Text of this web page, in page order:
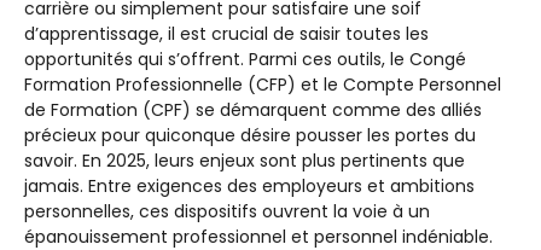
carrière ou simplement pour satisfaire une soif
d’apprentissage, il est crucial de saisir toutes les
opportunités qui s’offrent. Parmi ces outils, le Congé
Formation Professionnelle (CFP) et le Compte Personnel
de Formation (CPF) se démarquent comme des alliés
précieux pour quiconque désire pousser les portes du
savoir. En 2025, leurs enjeux sont plus pertinents que
jamais. Entre exigences des employeurs et ambitions
personnelles, ces dispositifs ouvrent la voie à un
épanouissement professionnel et personnel indéniable.